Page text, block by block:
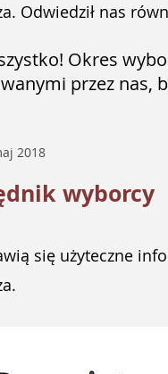
Odwiedził nas
Okres
przez nas,
2018
wyborcy
się użyteczne